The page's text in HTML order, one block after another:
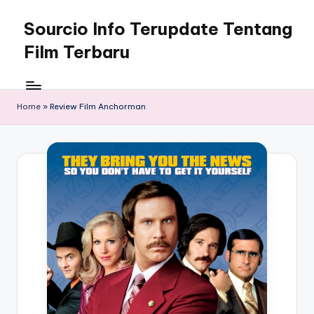
content
Sourcio Info Terupdate Tentang
Film Terbaru
Home » Review Film Anchorman